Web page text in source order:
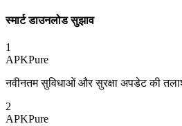
स्मार्ट डाउनलोड सुझाव
1
APKPure
नवीनतम सुविधाओं और सुरक्षा अपडेट की
2
APKPure